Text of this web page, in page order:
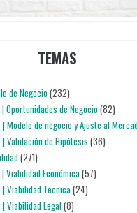
TEMAS
de Negocio(232)
| Oportunidades de Negocio(82)
| Modelo de negocio y Ajuste al
| Validación de Hipótesis (36)
(271)
| Viabilidad Económica(57)
| Viabilidad Técnica(24)
| Viabilidad Legal(8)